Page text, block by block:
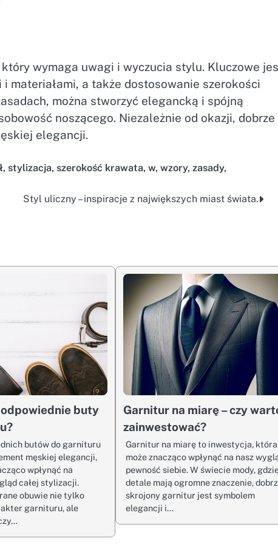
wymaga uwagi i wyczucia stylu. Kluczowe
materiałami, a także dostosowanie szerokości
można stworzyć elegancką i spójną
noszącego. Niezależnie od okazji, dobrze
elegancji.
, stylizacja, szerokość krawata, w, wzory, zasady,
Styl uliczny – inspiracje z największych miast świata.
buty
butów do garnituru
męskiej elegancji,
wpłynąć na
całej stylizacji.
obuwie nie tylko
garnituru, ale
Garnitur na miarę – czy
zainwestować?
Garnitur na miarę to inwestycja, która
może znacząco wpłynąć na nasz
pewność siebie. W świecie mody,
detale mają ogromne znaczenie,
skrojony garnitur jest symbolem
elegancji i…